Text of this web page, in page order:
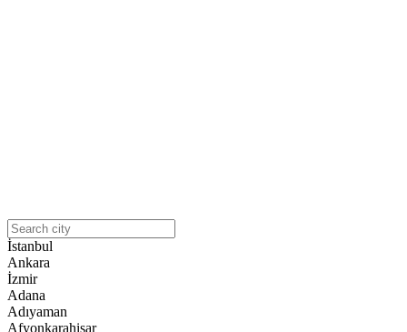
İstanbul
Ankara
İzmir
Adana
Adıyaman
Afyonkarahisar